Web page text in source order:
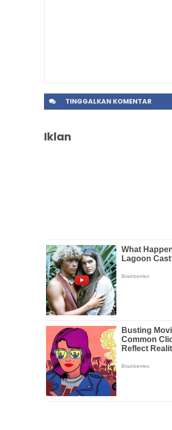
TINGGALKAN KOMENTAR
Iklan